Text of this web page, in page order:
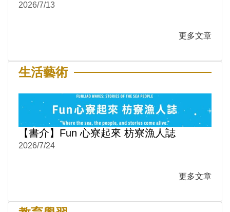
2026/7/13
更多文章
生活藝術
【書介】Fun 心寮起來 枋寮漁人誌
2026/7/24
更多文章